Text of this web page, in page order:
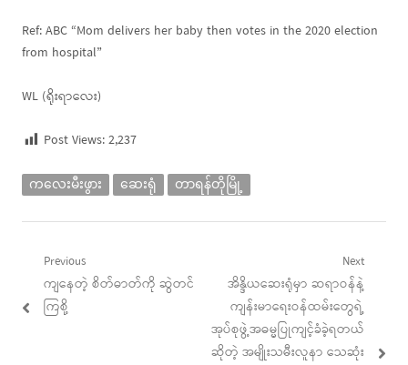
Ref: ABC “Mom delivers her baby then votes in the 2020 election
from hospital”
WL (ရိုးရာလေး)
Post Views:2,237
ကလေးမီးဖွား ဆေးရုံ တာရန်တိုမြို့
Post
navigation
Previous
Previous
post:
ကျနေတဲ့ စိတ်ဓာတ်ကို ဆွဲတင်
ကြစို့
Next
Next
post:
အိန္ဒိယဆေးရုံမှာ ဆရာဝန်နဲ့
ကျန်းမာရေးဝန်ထမ်းတွေရဲ့
အုပ်စုဖွဲ့အဓမ္မပြုကျင့်ခံခဲ့ရတယ်
ဆိုတဲ့ အမျိုးသမီးလူနာ သေဆုံး